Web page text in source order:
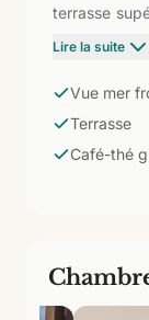
terrasse
Cuisine
petites
Lire la suite
Vue mer
Terrasse
Café-thé